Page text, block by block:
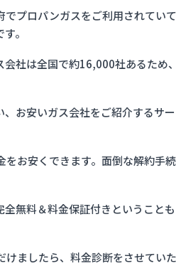
プロパンガスをご利用されてい
。
社は全国で約16,000社あるため
お安いガス会社をご紹介するサ
お安くできます。面倒な解約手
無料＆料金保証付きということ
ましたら、料金診断をさせてい